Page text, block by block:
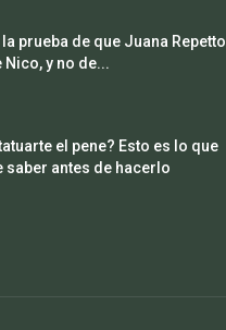
prueba de que Juana Repetto
Nico, y no de...
el pene? Esto es lo que
saber antes de hacerlo